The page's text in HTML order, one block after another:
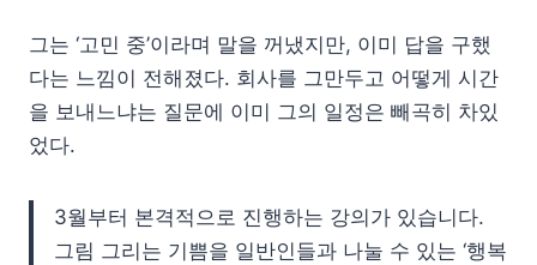
그는 ‘고민 중’이라며 말을 꺼냈지만, 이미 답을 구했
다는 느낌이 전해졌다. 회사를 그만두고 어떻게 시간
을 보내느냐는 질문에 이미 그의 일정은 빼곡히 차있
었다.
3월부터 본격적으로 진행하는 강의가 있습니다.
그림 그리는 기쁨을 일반인들과 나눌 수 있는 ‘행복